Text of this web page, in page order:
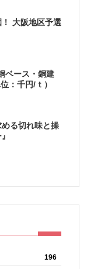
大阪地区予選
ベース・銅建
千円/ｔ）
める切れ味と操
196